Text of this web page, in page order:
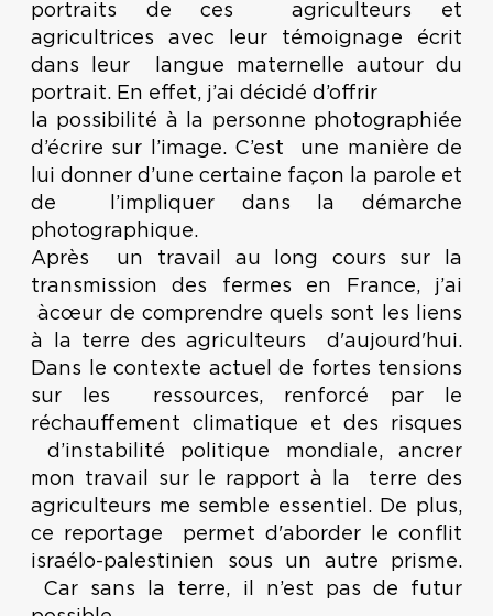
portraits de ces agriculteurs et
agricultrices avec leur témoignage écrit
dans leur langue maternelle autour du
portrait. En effet, j’ai décidé d’offrir
la possibilité à la personne photographiée
d’écrire sur l’image. C’est une manière de
lui donner d’une certaine façon la parole et
de l’impliquer dans la démarche
photographique.
Après un travail au long cours sur la
transmission des fermes en France, j’ai
àcœur de comprendre quels sont les liens
à la terre des agriculteurs d'aujourd'hui.
Dans le contexte actuel de fortes tensions
sur les ressources, renforcé par le
réchauffement climatique et des risques
d’instabilité politique mondiale, ancrer
mon travail sur le rapport à la terre des
agriculteurs me semble essentiel. De plus,
ce reportage permet d'aborder le conflit
israélo-palestinien sous un autre prisme.
Car sans la terre, il n’est pas de futur